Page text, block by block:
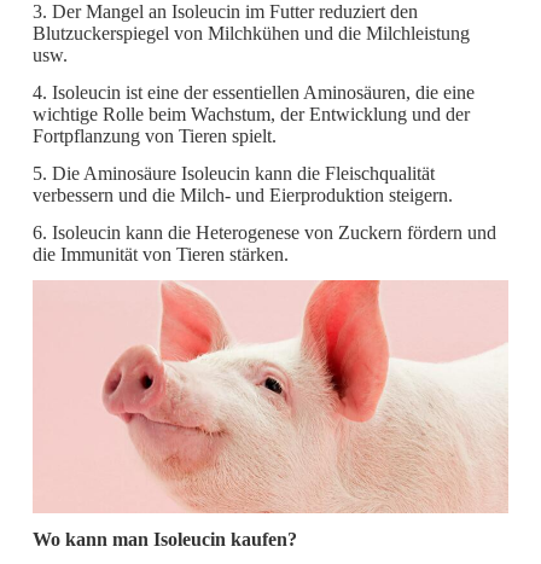
3. Der Mangel an Isoleucin im Futter reduziert den
Blutzuckerspiegel von Milchkühen und die Milchleistung
usw.
4. Isoleucin ist eine der essentiellen Aminosäuren, die eine
wichtige Rolle beim Wachstum, der Entwicklung und der
Fortpflanzung von Tieren spielt.
5. Die Aminosäure Isoleucin kann die Fleischqualität
verbessern und die Milch- und Eierproduktion steigern.
6. Isoleucin kann die Heterogenese von Zuckern fördern und
die Immunität von Tieren stärken.
Wo kann man Isoleucin kaufen?